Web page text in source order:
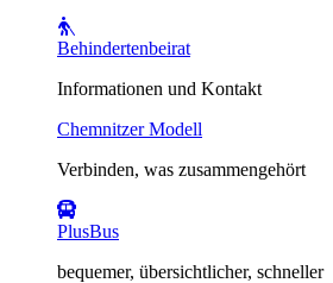
Behindertenbeirat
Informationen und Kontakt
Chemnitzer Modell
Verbinden, was zusammengehört
PlusBus
bequemer, übersichtlicher, schneller